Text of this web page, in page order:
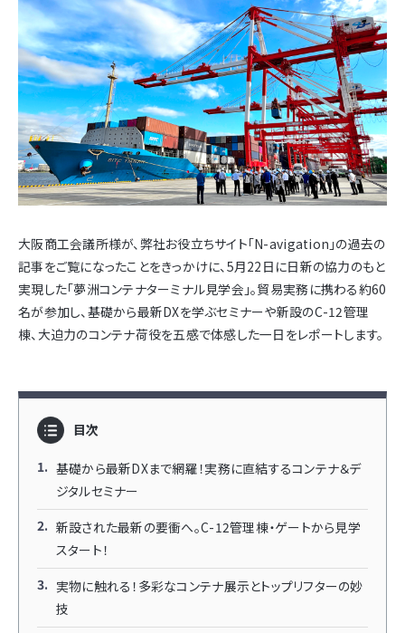
大阪商工会議所様が、弊社お役立ちサイト「N-avigation」の過去の
記事をご覧になったことをきっかけに、5月22日に日新の協力のもと
実現した「夢洲コンテナターミナル見学会」。貿易実務に携わる約60
名が参加し、基礎から最新DXを学ぶセミナーや新設のC-12管理
棟、大迫力のコンテナ荷役を五感で体感した一日をレポートします。
目次
基礎から最新DXまで網羅！実務に直結するコンテナ＆デ
ジタルセミナー
新設された最新の要衝へ。C-12管理棟・ゲートから見学
スタート！
実物に触れる！多彩なコンテナ展示とトップリフターの妙
技